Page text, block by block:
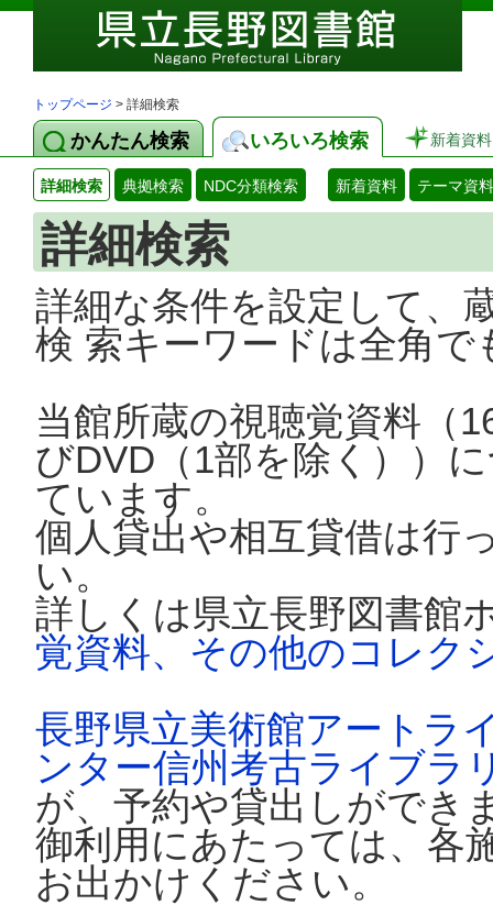
トップページ > 詳細検索
かんたん検索 いろいろ検索 新着資料
詳細検索 典拠検索 NDC分類検索 新着資料 テーマ資料
詳細検索
詳細な条件を設定して、
検 索キーワードは全角
当館所蔵の視聴覚資料（
びDVD（1部を除く））
ています。
個人貸出や相互貸借は行
い。
詳しくは県立長野図書館
覚資料、その他のコレク
長野県立美術館アートラ
ンター信州考古ライブラ
が、予約や貸出しができ
御利用にあたっては、各
お出かけください。